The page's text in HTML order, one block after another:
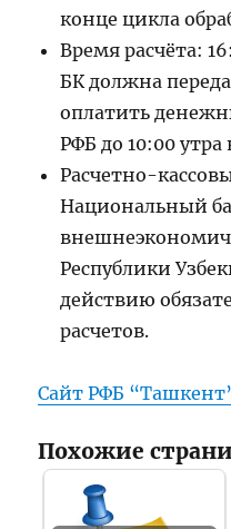
конце цикла
Время расчёта:
БК должна
оплатить
РФБ до 10:00 утра
Расчетно-
Национальный
Республики
действию
расчетов.
Сайт РФБ
Похожие